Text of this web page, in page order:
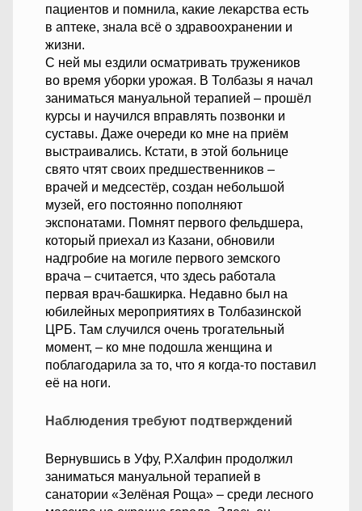
пациентов и помнила, какие лекарства есть
в аптеке, знала всё о здравоохранении и
жизни.
С ней мы ездили осматривать тружеников
во время уборки урожая. В Толбазы я начал
заниматься мануальной терапией – прошёл
курсы и научился вправлять позвонки и
суставы. Даже очереди ко мне на приём
выстраивались. Кстати, в этой больнице
свято чтят своих предшественников –
врачей и медсестёр, создан небольшой
музей, его постоянно пополняют
экспонатами. Помнят первого фельдшера,
который приехал из Казани, обновили
надгробие на могиле первого земского
врача – считается, что здесь работала
первая врач-башкирка. Недавно был на
юбилейных мероприятиях в Толбазинской
ЦРБ. Там случился очень трогательный
момент, – ко мне подошла женщина и
поблагодарила за то, что я когда-то поставил
её на ноги.
Наблюдения требуют подтверждений
Вернувшись в Уфу, Р.Халфин продолжил
заниматься мануальной терапией в
санатории «Зелёная Роща» – среди лесного